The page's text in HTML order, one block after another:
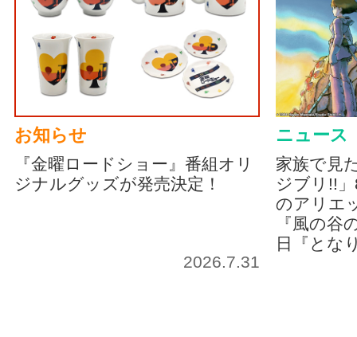
お知らせ
『金曜ロードショー』番組オリ
ジナルグッズが発売決定！
2026.7.31
ニュース
家族で見
ジブリ!!
のアリエ
『風の谷
日『とな